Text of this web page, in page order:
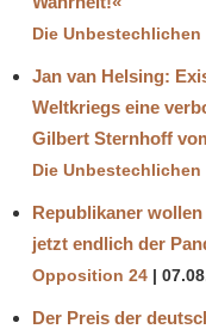
Die Unbestechlichen
Jan van Helsing:
Weltkriegs eine
Gilbert Sternhoff
Die Unbestechlichen
Republikaner
jetzt endlich der
Opposition 24
Der Preis der